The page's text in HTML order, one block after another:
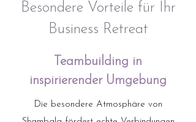
Besondere Vorteile für Ihr
Business Retreat
Teambuilding in
inspirierender Umgebung
Die besondere Atmosphäre von